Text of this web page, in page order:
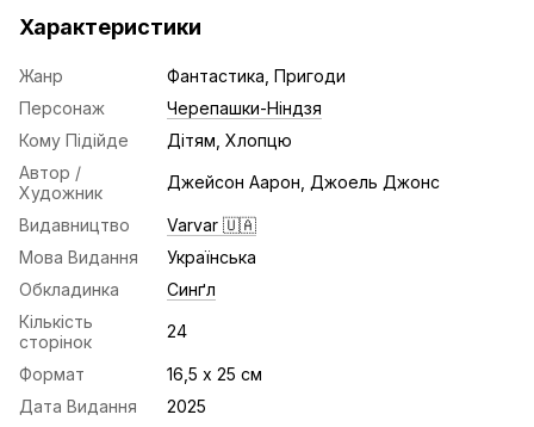
Характеристики
Жанр
Фантастика, Пригоди
Персонаж
Черепашки-Ніндзя
Кому Підійде
Дітям, Хлопцю
Автор /
Художник
Джейсон Аарон, Джоель Джонс
Видавництво
Varvar 🇺🇦
Мова Видання
Українська
Обкладинка
Синґл
Кількість
сторінок
24
Формат
16,5 х 25 см
Дата Видання
2025